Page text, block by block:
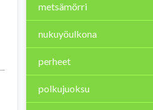
metsämörri
nukuyöulkona
perheet
polkujuoksu